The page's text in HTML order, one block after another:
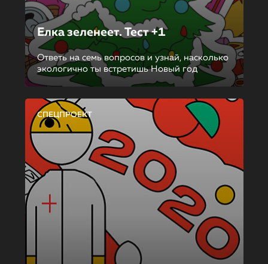
Елка зеленеет. Тест +1
Ответь на семь вопросов и узнай, насколько
экологично ты встретишь Новый год
СПЕЦПРОЕКТ